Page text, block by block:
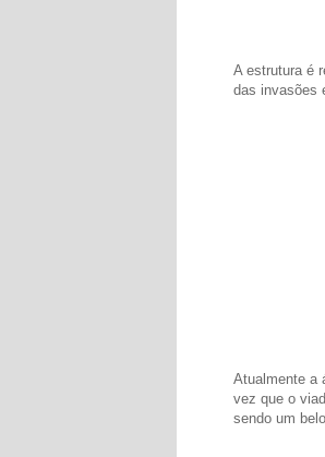
A estrutura é
das invasões
Atualmente a
vez que o
sendo um